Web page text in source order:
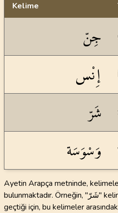
Kelime
جِنّ
إِنْس
شَرّ
وَسْوَسَة
Ayetin Arapça metninde,
bulunmaktadır. Örneğin, "شَرّ" kelimesi "وَسْوَسَة" ile birlikte
geçtiği için, bu kelimeler